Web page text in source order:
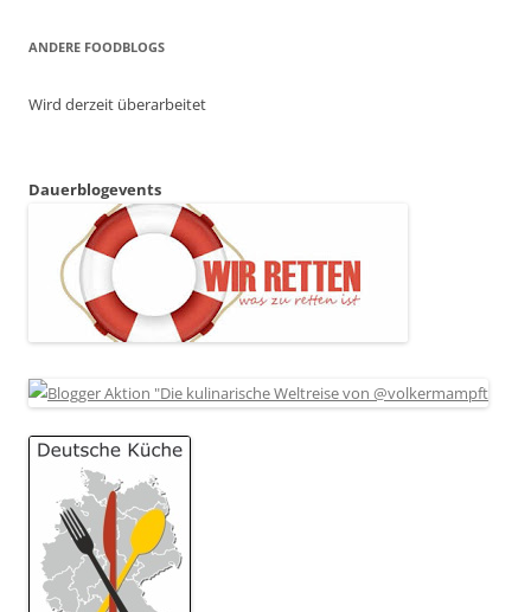
ANDERE FOODBLOGS
Wird derzeit überarbeitet
Dauerblogevents